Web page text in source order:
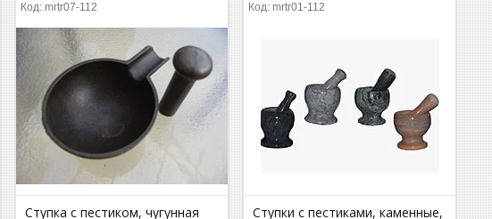
mrtr07-112
Ступка с пестиком, чугунная
mrtr01-112
Ступки с пестиками, каменные,